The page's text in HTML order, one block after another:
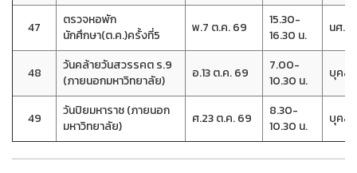
47
ตรวจหอพัก
นักศึกษา(ต.ค.)ครั้งที่5
พ.7 ต.ค. 69
15.30-
16.30 น.
นศ.ห
48
วันคล้ายวันสวรรคต ร.9
(ภายนอกมหาวิทยาลัย)
อ.13 ต.ค. 69
7.00-
10.30 น.
บุคล
49
วันปิยมหาราช (ภายนอก
มหาวิทยาลัย)
ศ.23 ต.ค. 69
8.30-
10.30 น.
บุคล